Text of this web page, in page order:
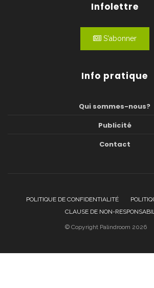
Infolettre
S'abonner
Info pratique
Qui sommes-nous?
Publicité
Contact
POLITIQUE DE CONFIDENTIALITÉ
CLAUSE DE NON-
© Copyright Palindroom 2026